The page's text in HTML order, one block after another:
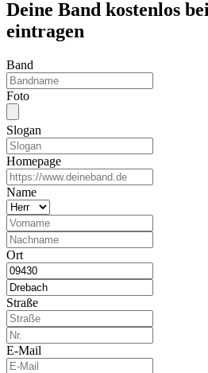
Deine Band kostenlos
eintragen
Band
Foto
Slogan
Homepage
Name
Ort
Straße
E-Mail